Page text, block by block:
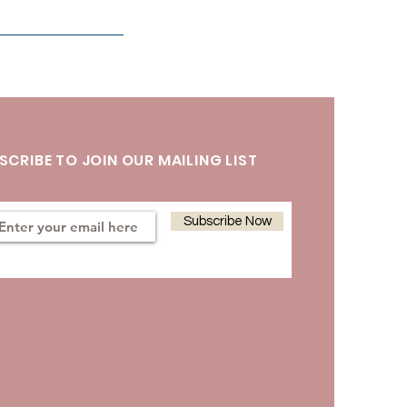
TO JOIN OUR MAILING LIST
Subscribe Now